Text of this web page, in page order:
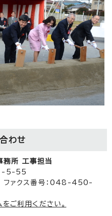
わせ
務所 工事担当
5-55
ァクス番号：048-450-
ご利用ください。